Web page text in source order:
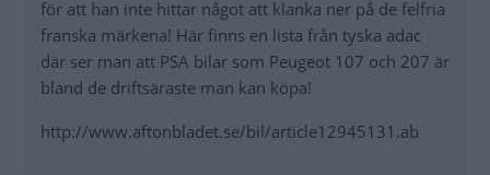
för att han inte hittar något att klanka ner på de felfria
franska märkena! Här finns en lista från tyska adac
där ser man att PSA bilar som Peugeot 107 och 207 är
bland de driftsäraste man kan köpa!
http://www.aftonbladet.se/bil/article12945131.ab